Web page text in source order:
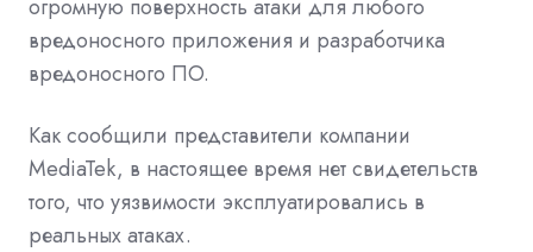
огромную поверхность атаки для любого
вредоносного приложения и разработчика
вредоносного ПО.
Как сообщили представители компании
MediaTek, в настоящее время нет свидетельств
того, что уязвимости эксплуатировались в
реальных атаках.